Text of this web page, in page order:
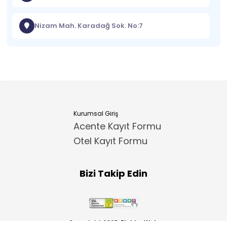
Nizam Mah. Karadağ Sok. No:7
Kurumsal Giriş
Acente Kayıt Formu
Otel Kayıt Formu
Bizi Takip Edin
Copyright 2025 ElektraWeb